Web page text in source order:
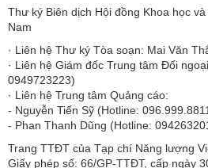
Thư ký Biên dịch Hội đồng Khoa học
Nam
· Liên hệ Thư ký Tòa soạn: Mai Văn
· Liên hệ Giám đốc Trung tâm Đối
0949723223)
· Liên hệ Trung tâm Quảng cáo:
- Nguyễn Tiến Sỹ (Hotline:
- Phan Thanh Dũng (Hotline:
Trang TTĐT của Tạp chí Năng lượng
Giấy phép số: 66/GP-TTĐT, cấp ngày